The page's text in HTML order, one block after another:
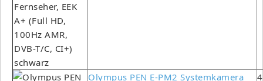
Olympus PEN E-PM2 Systemkamera